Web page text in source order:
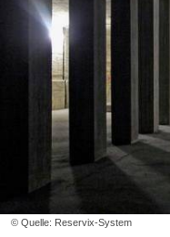
© Quelle: Reservix-System